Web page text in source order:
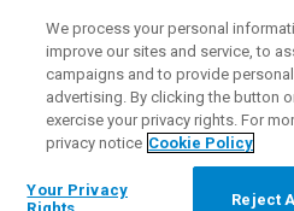
© 2026 Minitab, LLC.
Conditions
Avis de
Mentions
We process your personal
improve our sites and service, to
campaigns and to provide
advertising. By clicking the button
exercise your privacy rights. For
privacy notice Cookie Policy
Your Privacy
Reject